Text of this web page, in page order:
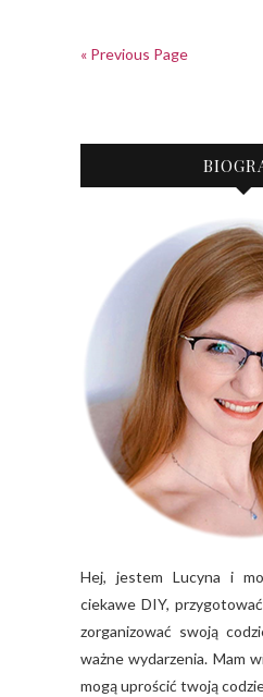
« Previous Page
Hej, jestem Lucyna i
ciekawe DIY,
zorganizować swoją
ważne wydarzenia. Mam
mogą uprościć twoją